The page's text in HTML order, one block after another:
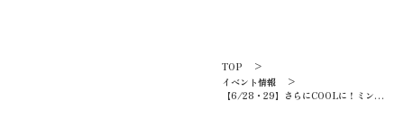
TOP
イベント情報
【6/28・29】さらにCOOLに！ミント